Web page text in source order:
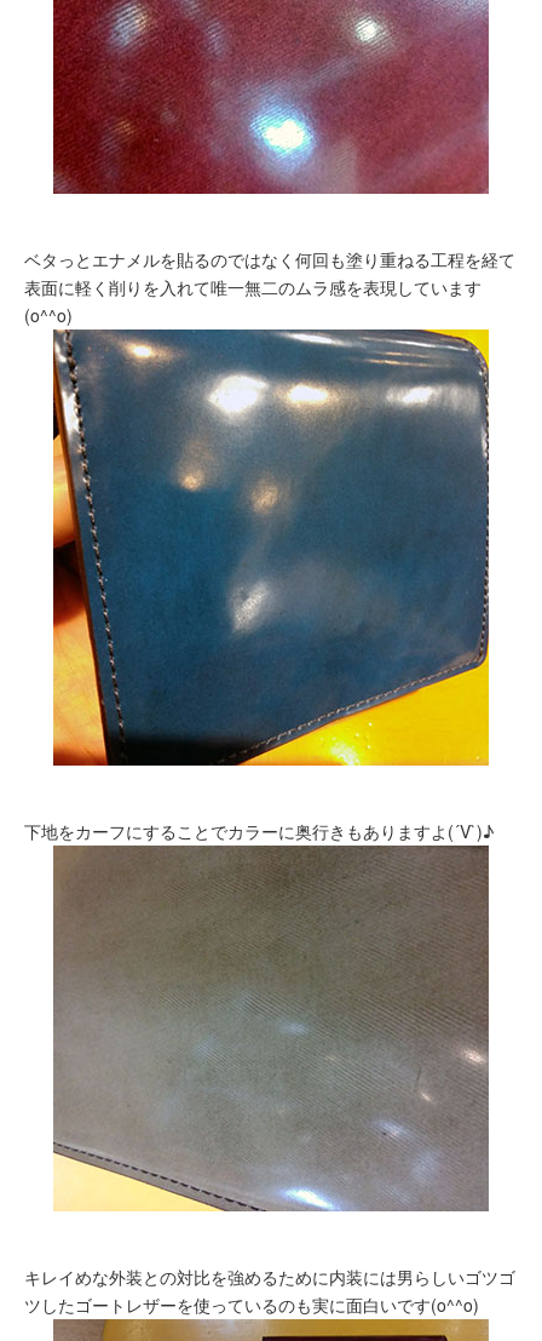
ベタっとエナメルを貼るのではなく何回も塗り重ねる工程を経て
表面に軽く削りを入れて唯一無二のムラ感を表現しています
(o^^o)
下地をカーフにすることでカラーに奥行きもありますよ(´V`)♪
キレイめな外装との対比を強めるために内装には男らしいゴツゴ
ツしたゴートレザーを使っているのも実に面白いです(o^^o)